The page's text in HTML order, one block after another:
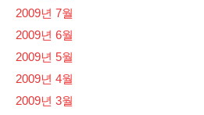
2009년 7월
2009년 6월
2009년 5월
2009년 4월
2009년 3월